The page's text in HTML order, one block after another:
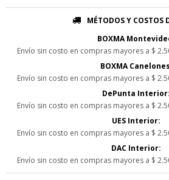
MÉTODOS Y COSTOS
BOXMA
Envío sin costo en compras mayores a $
BOXMA
Envío sin costo en compras mayores a $
DePunta Interior:
Envío sin costo en compras mayores a $
UES Interior:
Envío sin costo en compras mayores a $
DAC Interior:
Envío sin costo en compras mayores a $